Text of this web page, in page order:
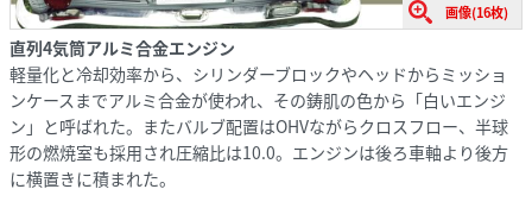
画像(16枚)
直列4気筒アルミ合金エンジン
軽量化と冷却効率から、シリンダーブロックやヘッドからミッショ
ンケースまでアルミ合金が使われ、その鋳肌の色から「白いエンジ
ン」と呼ばれた。またバルブ配置はOHVながらクロスフロー、半球
形の燃焼室も採用され圧縮比は10.0。エンジンは後ろ車軸より後方
に横置きに積まれた。